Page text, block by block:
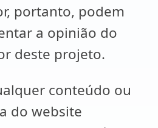
portanto, podem
a opinião do
deste projeto.
conteúdo ou
do website